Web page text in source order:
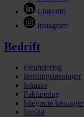
LinkedIn
Instagram
Bedrift
Finansiering
Betalingsløsninger
Inkasso
Fakturering
Integrerte løsninger
Innsikt